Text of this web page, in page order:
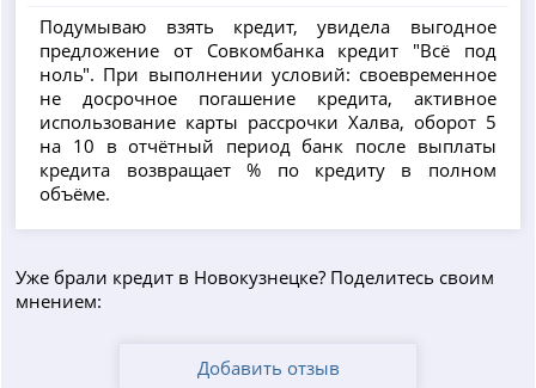
Подумываю взять кредит, увидела выгодное
предложение от Совкомбанка кредит "Всё под
ноль". При выполнении условий: своевременное
не досрочное погашение кредита, активное
использование карты рассрочки Халва, оборот 5
на 10 в отчётный период банк после выплаты
кредита возвращает % по кредиту в полном
объёме.
Уже брали кредит в Новокузнецке? Поделитесь своим
мнением:
Добавить отзыв